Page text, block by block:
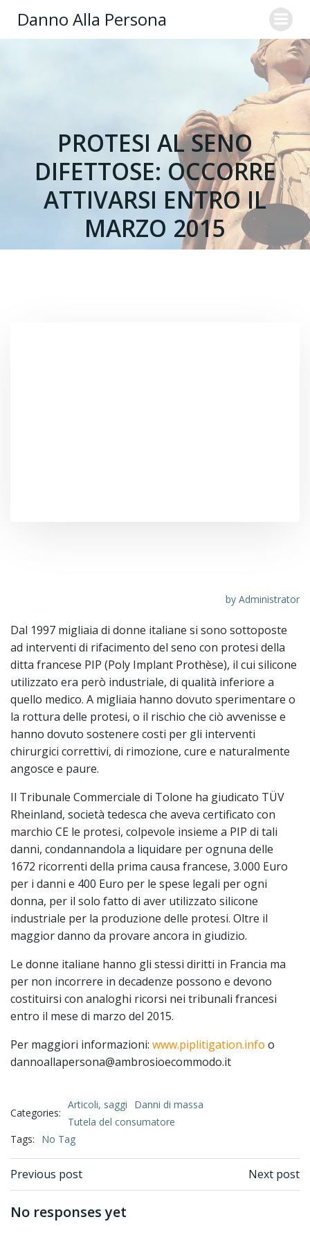
Danno Alla Persona
PROTESI AL SENO
DIFETTOSE: OCCORRE
ATTIVARSI ENTRO IL
MARZO 2015
by Administrator
Dal 1997 migliaia di donne italiane si sono sottoposte
ad interventi di rifacimento del seno con protesi della
ditta francese PIP (Poly Implant Prothèse), il cui silicone
utilizzato era però industriale, di qualità inferiore a
quello medico. A migliaia hanno dovuto sperimentare o
la rottura delle protesi, o il rischio che ciò avvenisse e
hanno dovuto sostenere costi per gli interventi
chirurgici correttivi, di rimozione, cure e naturalmente
angosce e paure.
Il Tribunale Commerciale di Tolone ha giudicato TÜV
Rheinland, società tedesca che aveva certificato con
marchio CE le protesi, colpevole insieme a PIP di tali
danni, condannandola a liquidare per ognuna delle
1672 ricorrenti della prima causa francese, 3.000 Euro
per i danni e 400 Euro per le spese legali per ogni
donna, per il solo fatto di aver utilizzato silicone
industriale per la produzione delle protesi. Oltre il
maggior danno da provare ancora in giudizio.
Le donne italiane hanno gli stessi diritti in Francia ma
per non incorrere in decadenze possono e devono
costituirsi con analoghi ricorsi nei tribunali francesi
entro il mese di marzo del 2015.
Per maggiori informazioni: www.piplitigation.info o
dannoallapersona@ambrosioecommodo.it
Categories:
Articoli, saggi
Danni di massa
Tutela del consumatore
Tags:
No Tag
Previous post Next post
No responses yet